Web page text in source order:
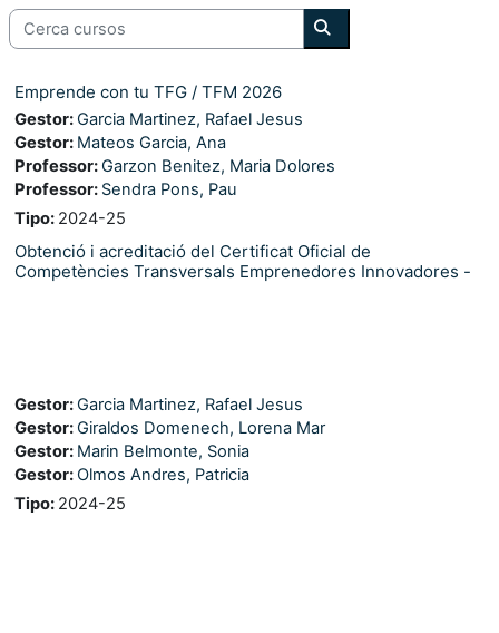
Cerca cursos
Cerca cursos
Emprende con tu TFG / TFM 2026
Gestor:Garcia Martinez, Rafael Jesus
Gestor: Mateos Garcia, Ana
Professor:Garzon Benitez, Maria Dolores
Professor: Sendra Pons, Pau
Tipo: 2024-25
Obtenció i acreditació del Certificat Oficial de
Competències Transversals Emprenedores Innovadores -
Gestor:Garcia Martinez, Rafael Jesus
Gestor:Giraldos Domenech, Lorena Mar
Gestor: Marin Belmonte, Sonia
Gestor:Olmos Andres, Patricia
Tipo: 2024-25